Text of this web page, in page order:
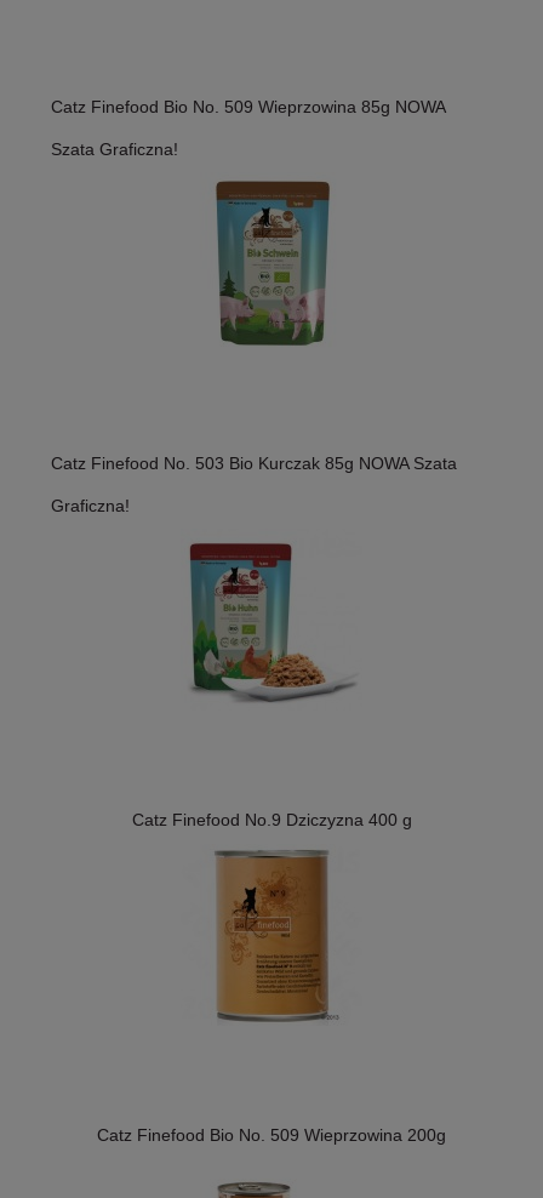
Catz Finefood Bio No. 509 Wieprzowina 85g NOWA
Szata Graficzna!
Catz Finefood No. 503 Bio Kurczak 85g NOWA Szata
Graficzna!
Catz Finefood No.9 Dziczyzna 400 g
Catz Finefood Bio No. 509 Wieprzowina 200g